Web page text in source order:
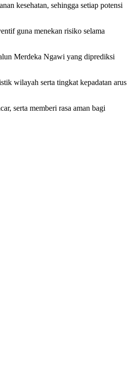
kesehatan, sehingga setiap potensi
guna menekan risiko selama
Merdeka Ngawi yang diprediksi
wilayah serta tingkat kepadatan arus
serta memberi rasa aman bagi